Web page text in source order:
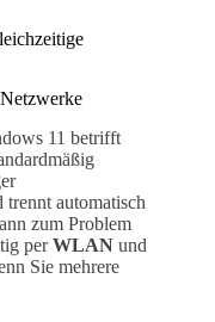
11 betrifft
automatisch
zum Problem
perWLAN und
Sie mehrere